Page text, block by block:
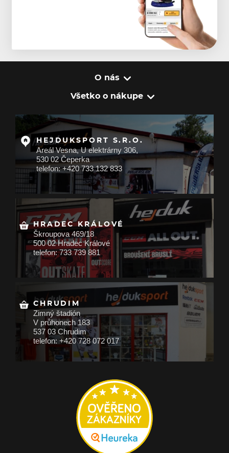
O nás
Všetko o nákupe
HEJDUKSPORT S.R.O.
Areál Vesna, U elektrárny 306,
530 02 Čeperka
telefon: +420 733 132 833
HRADEC KRÁLOVÉ
Škroupova 469/18
500 02 Hradec Králové
telefon: 733 739 881
CHRUDIM
Zimný štadión
V průhonech 183
537 03 Chrudim
telefon: +420 728 072 017